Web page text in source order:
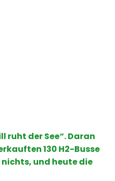
ruht der See“. Daran
130 H2-Busse
nichts, und heute die